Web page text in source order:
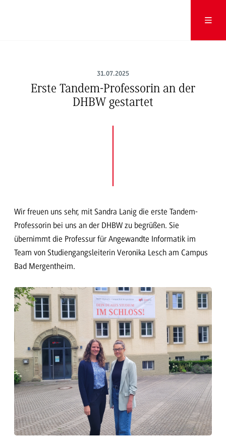
31.07.2025
Erste Tandem-Professorin an der
DHBW gestartet
Wir freuen uns sehr, mit Sandra Lanig die erste Tandem-
Professorin bei uns an der DHBW zu begrüßen. Sie
übernimmt die Professur für Angewandte Informatik im
Team von Studiengangsleiterin Veronika Lesch am Campus
Bad Mergentheim.